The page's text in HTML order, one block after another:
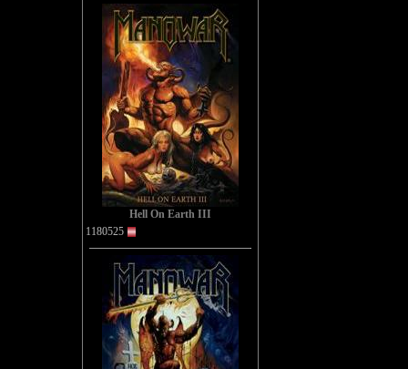
Hell On Earth III
1180525